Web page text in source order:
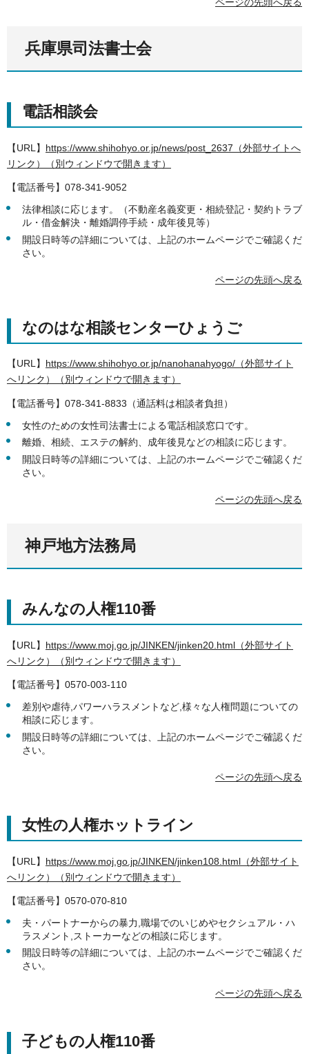
兵庫県司法書士会
電話相談会
【URL】 https://www.shihohyo.or.jp/news/post_2637（外部サイトへ
リンク）（別ウィンドウで開きます）
【電話番号】078-341-9052
法律相談に応じます。（不動産名義変更・相続登記・契約トラブ
ル・借金解決・離婚調停手続・成年後見等）
開設日時等の詳細については、上記のホームページでご確認くだ
さい。
ページの先頭へ戻る
なのはな相談センターひょうご
【URL】 https://www.shihohyo.or.jp/nanohanahyogo/（外部サイト
へリンク）（別ウィンドウで開きます）
【電話番号】078-341-8833（通話料は相談者負担）
女性のための女性司法書士による電話相談窓口です。
離婚、相続、エステの解約、成年後見などの相談に応じます。
開設日時等の詳細については、上記のホームページでご確認くだ
さい。
ページの先頭へ戻る
神戸地方法務局
みんなの人権110番
【URL】 https://www.moj.go.jp/JINKEN/jinken20.html（外部サイト
へリンク）（別ウィンドウで開きます）
【電話番号】0570-003-110
差別や虐待,パワーハラスメントなど,様々な人権問題についての
相談に応じます。
開設日時等の詳細については、上記のホームページでご確認くだ
さい。
ページの先頭へ戻る
女性の人権ホットライン
【URL】 https://www.moj.go.jp/JINKEN/jinken108.html（外部サイト
へリンク）（別ウィンドウで開きます）
【電話番号】0570-070-810
夫・パートナーからの暴力,職場でのいじめやセクシュアル・ハ
ラスメント,ストーカーなどの相談に応じます。
開設日時等の詳細については、上記のホームページでご確認くだ
さい。
ページの先頭へ戻る
子どもの人権110番